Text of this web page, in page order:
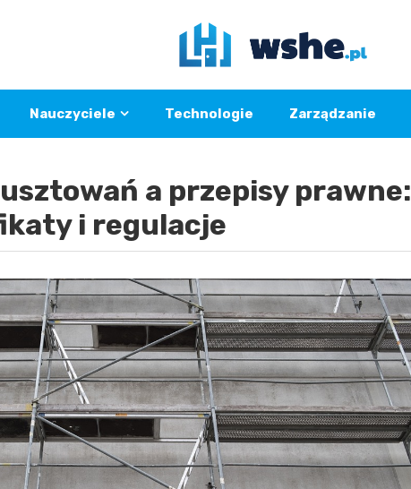
Nauczyciele Technologie Zarządzanie
a przepisy prawne:
i regulacje